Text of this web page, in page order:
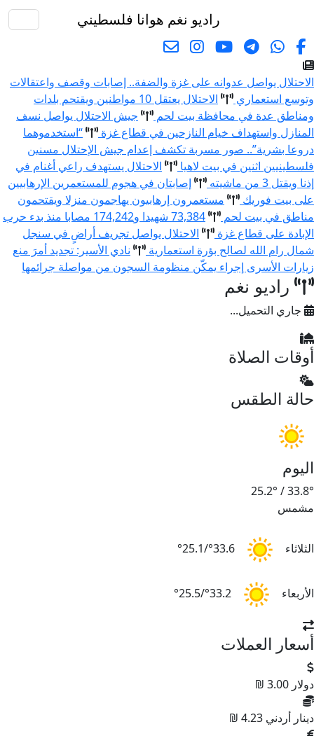
راديو نغم هوانا فلسطيني
الاحتلال يواصل عدوانه على غزة والضفة.. إصابات وقصف واعتقالات
وتوسع استعماري
الاحتلال يعتقل 10 مواطنين ويقتحم بلدات
ومناطق عدة في محافظة بيت لحم
جيش الاحتلال يواصل نسف
المنازل واستهداف خيام النازحين في قطاع غزة
“استخدموهما
دروعا بشرية”.. صور مسربة تكشف إعدام جيش الإحتلال مسنين
فلسطينيين اثنين في بيت لاهيا
الاحتلال يستهدف راعي أغنام في
إذنا ويقتل 3 من ماشيته
إصابتان في هجوم للمستعمرين الإرهابيين
على بيت فوريك
مستعمرون إرهابيون يهاجمون منزلا ويقتحمون
مناطق في بيت لحم
73,384 شهيدا و174,242 مصابا منذ بدء حرب
الإبادة على قطاع غزة
الاحتلال يواصل تجريف أراضٍ في سنجل
شمال رام الله لصالح بؤرة استعمارية
نادي الأسير: تجديد أمرَ منع
زيارات الأسرى إجراء يمكّن منظومة السجون من مواصلة جرائمها
راديو نغم
جاري التحميل...
أوقات الصلاة
حالة الطقس
اليوم
33.8°
/
25.2°
مشمس
الثلاثاء 33.6°/25.1°
الأربعاء 33.2°/25.5°
أسعار العملات
دولار 3.00 ₪
دينار أردني 4.23 ₪